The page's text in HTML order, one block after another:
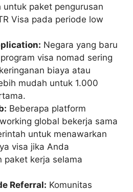
untuk paket pengurusan
Visa pada periode low
Negara yang baru
visa nomad sering
biaya atau
mudah untuk 1.000
Beberapa platform
global bekerja sama
untuk menawarkan
visa jika Anda
paket kerja selama
Referral: Komunitas